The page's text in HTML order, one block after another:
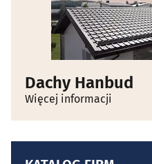
Dachy Hanbud
Więcej informacji